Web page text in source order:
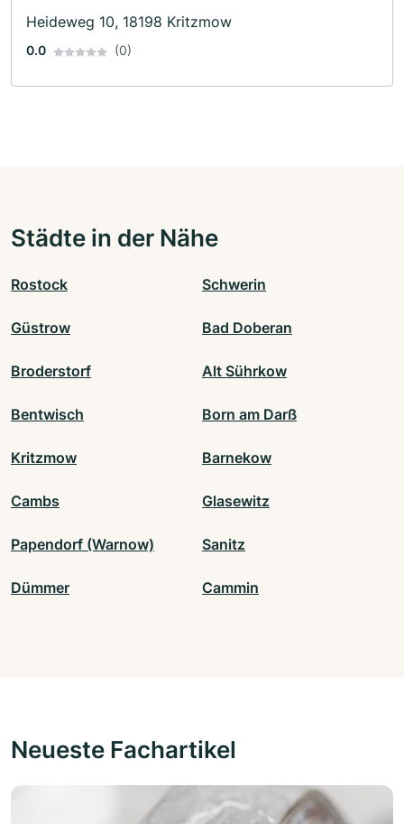
Heideweg 10, 18198 Kritzmow
0.0 (0)
Städte in der Nähe
Rostock Schwerin
Güstrow Bad Doberan
Broderstorf Alt Sührkow
Bentwisch Born am Darß
Kritzmow Barnekow
Cambs Glasewitz
Papendorf (Warnow) Sanitz
Dümmer Cammin
Neueste Fachartikel